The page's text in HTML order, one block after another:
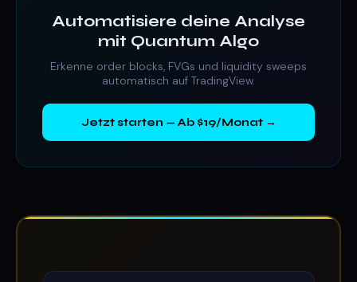
Automatisiere deine Analyse
mit Quantum Algo
Erkenne order blocks, FVGs und liquidity sweeps
automatisch auf TradingView.
Jetzt starten — Ab $19/Monat →